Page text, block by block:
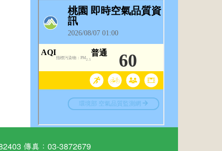
傳真：03-3872679